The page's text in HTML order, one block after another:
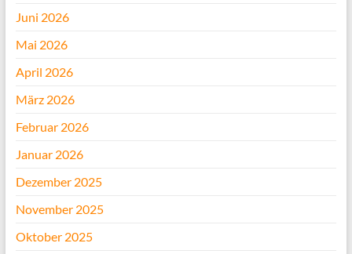
Juni 2026
Mai 2026
April 2026
März 2026
Februar 2026
Januar 2026
Dezember 2025
November 2025
Oktober 2025